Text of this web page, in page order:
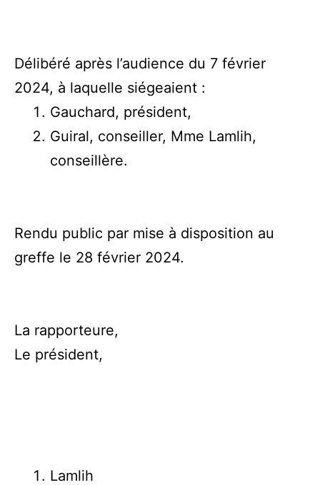
Délibéré après l’audience du 7 février
2024, à laquelle siégeaient :
Gauchard, président,
Guiral, conseiller, Mme Lamlih,
conseillère.
Rendu public par mise à disposition au
greffe le 28 février 2024.
La rapporteure,
Le président,
Lamlih